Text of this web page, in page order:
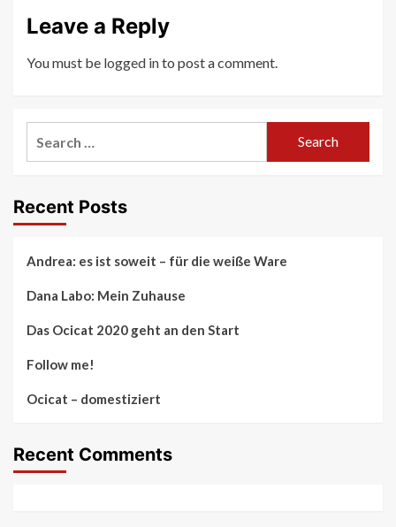
Leave a Reply
You must be logged into post a comment.
Recent Posts
Andrea: es ist soweit – für die weiße Ware
Dana Labo: Mein Zuhause
Das Ocicat 2020 geht an den Start
Follow me!
Ocicat – domestiziert
Recent Comments